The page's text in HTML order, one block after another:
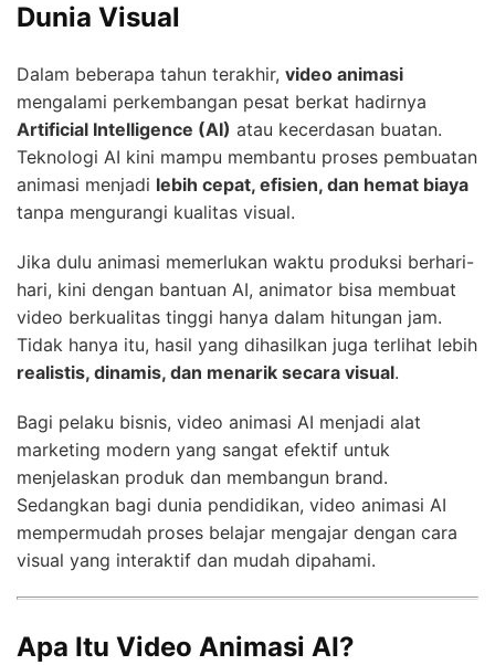
Dunia Visual
Dalam beberapa tahun terakhir, video animasi
mengalami perkembangan pesat berkat hadirnya
Artificial Intelligence (AI) atau kecerdasan buatan.
Teknologi AI kini mampu membantu proses pembuatan
animasi menjadi lebih cepat, efisien, dan hemat biaya
tanpa mengurangi kualitas visual.
Jika dulu animasi memerlukan waktu produksi berhari-
hari, kini dengan bantuan AI, animator bisa membuat
video berkualitas tinggi hanya dalam hitungan jam.
Tidak hanya itu, hasil yang dihasilkan juga terlihat lebih
realistis, dinamis, dan menarik secara visual.
Bagi pelaku bisnis, video animasi AI menjadi alat
marketing modern yang sangat efektif untuk
menjelaskan produk dan membangun brand.
Sedangkan bagi dunia pendidikan, video animasi AI
mempermudah proses belajar mengajar dengan cara
visual yang interaktif dan mudah dipahami.
Apa Itu Video Animasi AI?